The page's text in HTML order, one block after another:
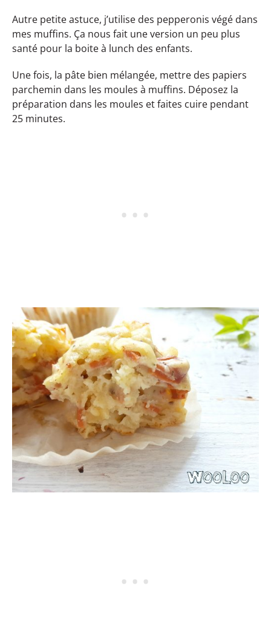
Autre petite astuce, j’utilise des pepperonis végé dans
mes muffins. Ça nous fait une version un peu plus
santé pour la boite à lunch des enfants.
Une fois, la pâte bien mélangée, mettre des papiers
parchemin dans les moules à muffins. Déposez la
préparation dans les moules et faites cuire pendant
25 minutes.